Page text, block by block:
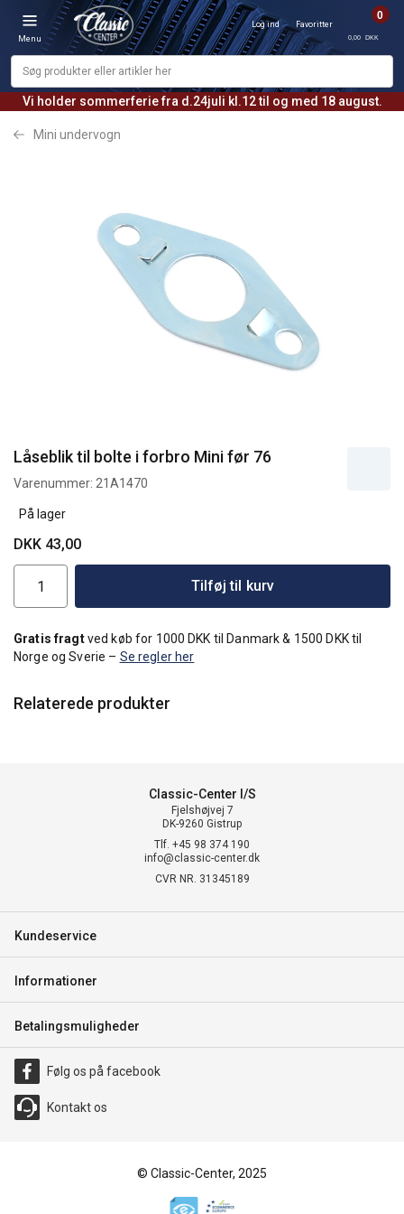
Vi holder sommerferie fra d.24juli kl.12 til og med 18 august.
Menu
Log ind Favoritter
0
0,00 DKK
Mini undervogn
Låseblik til bolte i forbro Mini før 76
Varenummer: 21A1470
På lager
DKK 43,00
Tilføj til kurv
Gratis fragtved køb for 1000 DKK til Danmark & 1500 DKK til
Norge og Sverie – Se regler her
Relaterede produkter
Classic-Center I/S
Fjelshøjvej 7
DK-9260 Gistrup
Tlf. +45 98 374 190
info@classic-center.dk
CVR NR. 31345189
Kundeservice
Informationer
Betalingsmuligheder
Følg os på facebook
Kontakt os
© Classic-Center, 2025